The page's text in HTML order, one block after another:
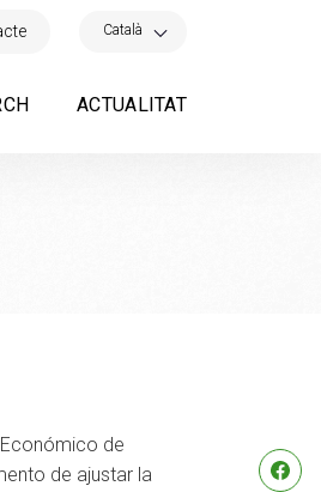
Català
ACTUALITAT
de
de ajustar la